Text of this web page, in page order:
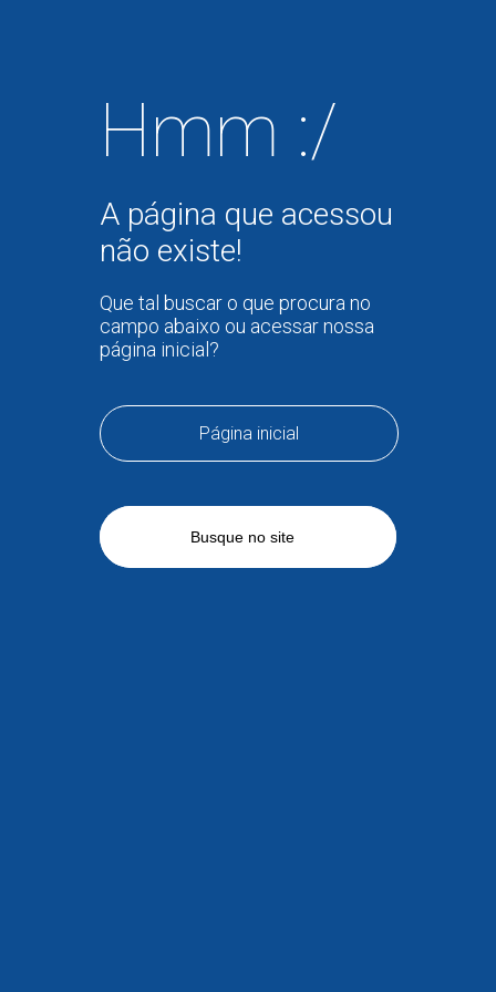
Hmm :/
A página que acessou
não existe!
Que tal buscar o que procura no
campo abaixo ou acessar nossa
página inicial?
Página inicial